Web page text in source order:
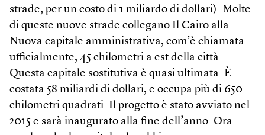
strade, per un costo di 1 miliardo di dollari). Molte
di queste nuove strade collegano Il Cairo alla
Nuova capitale amministrativa, com’è chiamata
ufficialmente, 45 chilometri a est della città.
Questa capitale sostitutiva è quasi ultimata. È
costata 58 miliardi di dollari, e occupa più di 650
chilometri quadrati. Il progetto è stato avviato nel
2015 e sarà inaugurato alla fine dell’anno. Ora